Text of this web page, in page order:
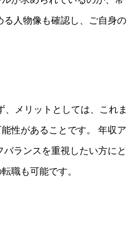
人物像も確認し、ご自身の
メリットとしては、これま
性があることです。 年収ア
ランスを重視したい方にと
職も可能です。